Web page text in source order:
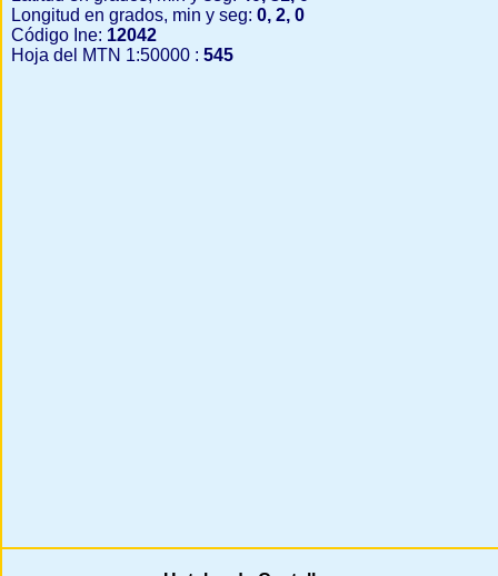
Longitud en grados, min y seg: 0, 2, 0
Código Ine: 12042
Hoja del MTN 1:50000 : 545